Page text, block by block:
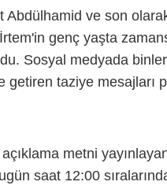
ve son olarak
genç yaşta
Sosyal medyada
taziye mesajları
metni
saat 12:00